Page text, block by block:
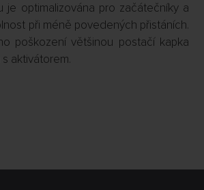
je optimalizována pro začátečníky a
při méně povedených přistáních.
poškození většinou postačí kapka
aktivátorem.